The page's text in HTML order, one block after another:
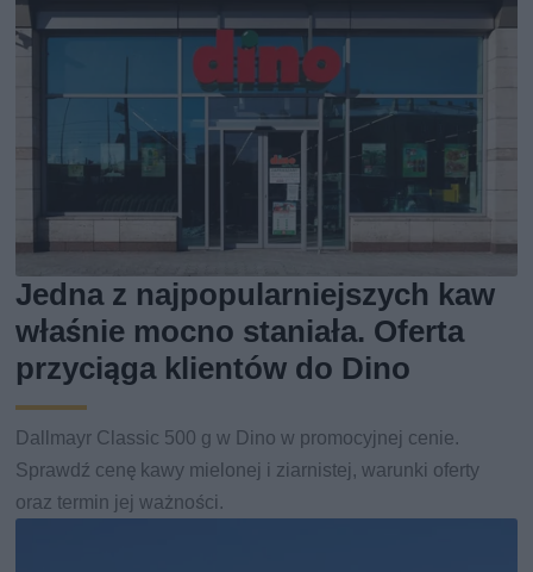
Jedna z najpopularniejszych kaw
właśnie mocno staniała. Oferta
przyciąga klientów do Dino
Dallmayr Classic 500 g w Dino w promocyjnej cenie.
Sprawdź cenę kawy mielonej i ziarnistej, warunki oferty
oraz termin jej ważności.